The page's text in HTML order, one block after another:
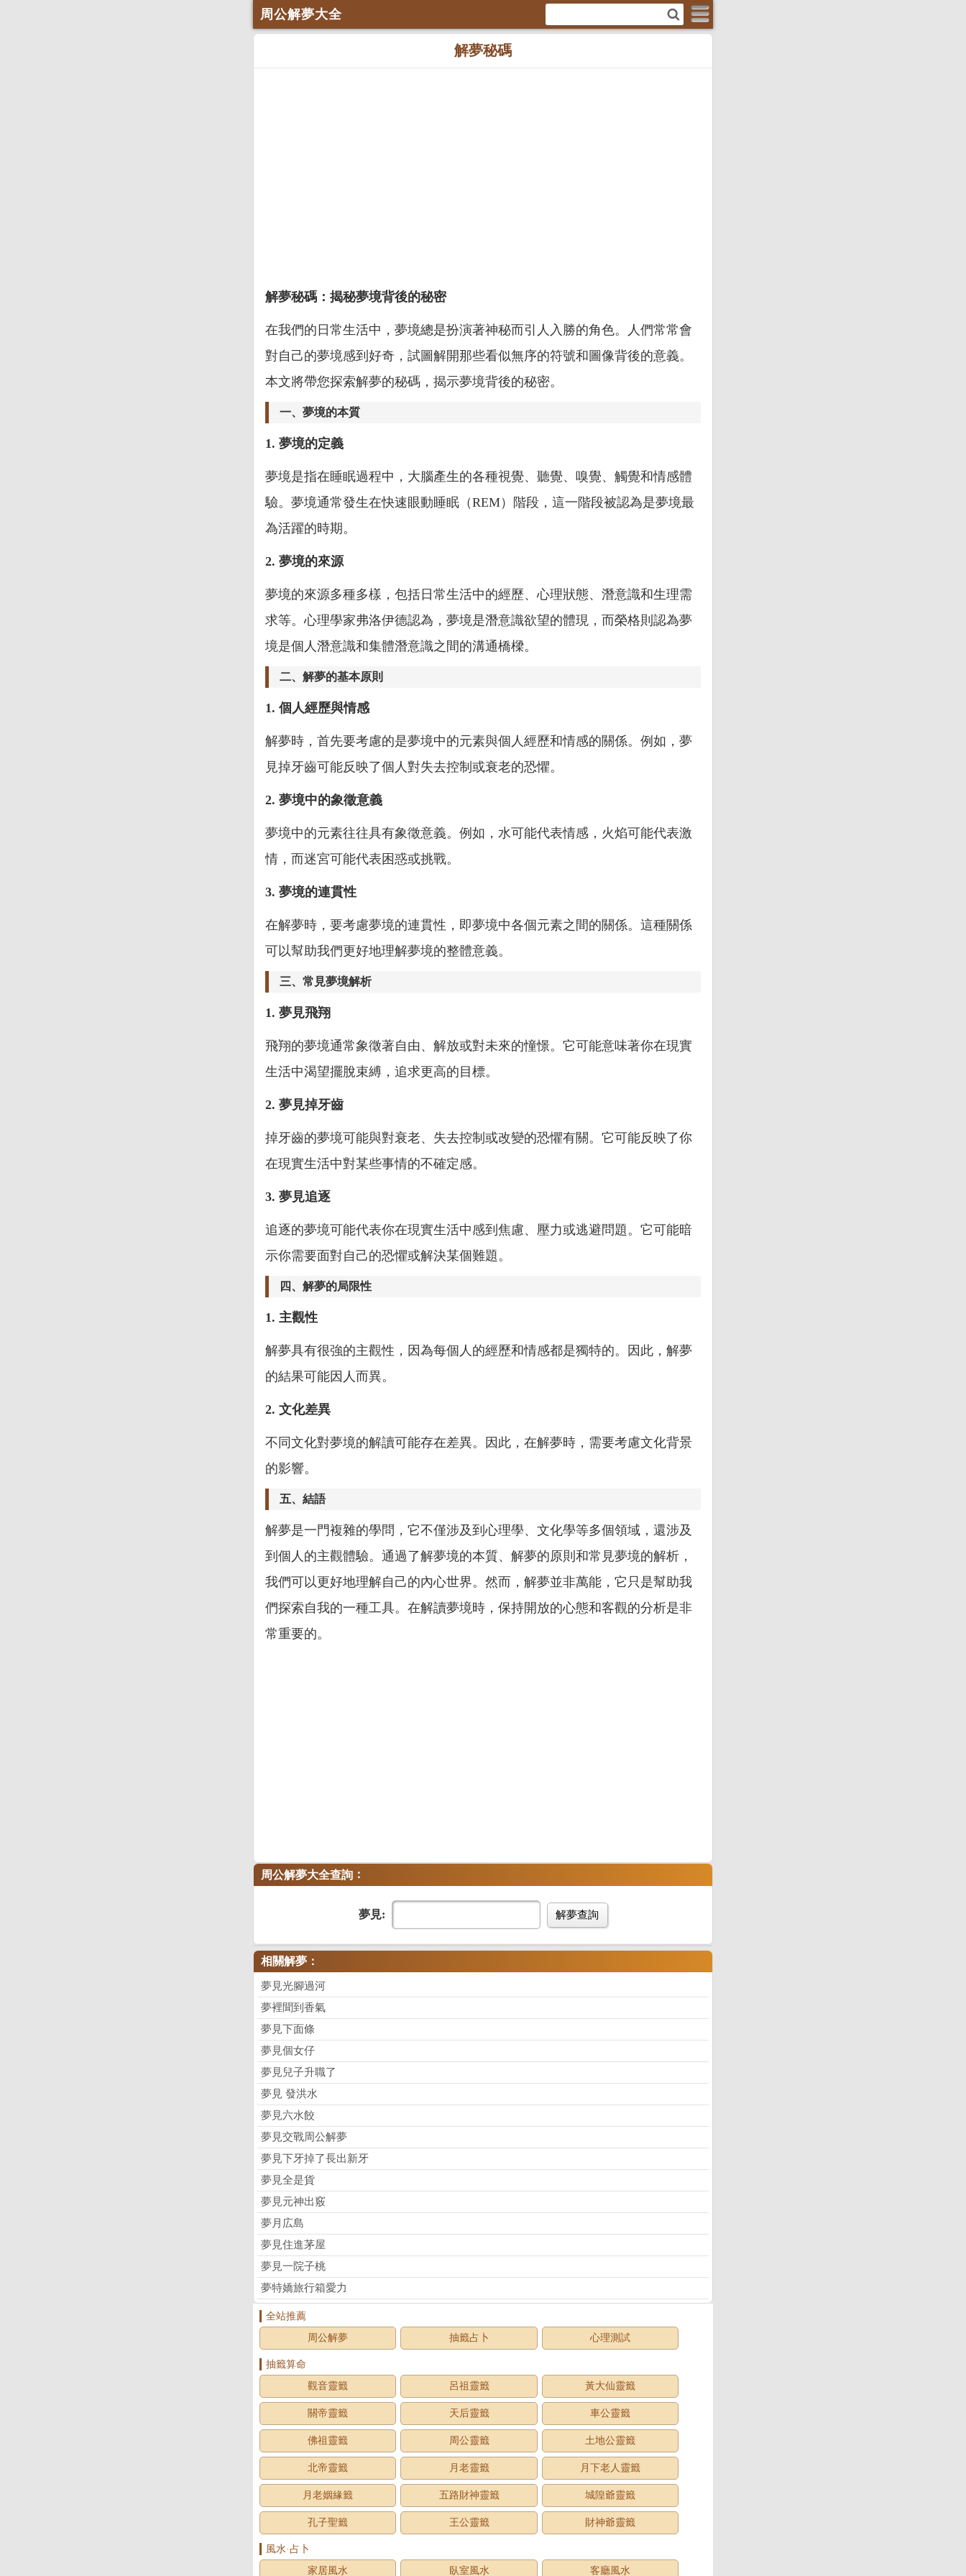
周公解夢大全
解夢秘碼
解夢秘碼：揭秘夢境背後的秘密
在我們的日常生活中，夢境總是扮演著神秘而引人入勝的角色。人們常常會
對自己的夢境感到好奇，試圖解開那些看似無序的符號和圖像背後的意義。
本文將帶您探索解夢的秘碼，揭示夢境背後的秘密。
一、夢境的本質
1. 夢境的定義
夢境是指在睡眠過程中，大腦產生的各種視覺、聽覺、嗅覺、觸覺和情感體
驗。夢境通常發生在快速眼動睡眠（REM）階段，這一階段被認為是夢境最
為活躍的時期。
2. 夢境的來源
夢境的來源多種多樣，包括日常生活中的經歷、心理狀態、潛意識和生理需
求等。心理學家弗洛伊德認為，夢境是潛意識欲望的體現，而榮格則認為夢
境是個人潛意識和集體潛意識之間的溝通橋樑。
二、解夢的基本原則
1. 個人經歷與情感
解夢時，首先要考慮的是夢境中的元素與個人經歷和情感的關係。例如，夢
見掉牙齒可能反映了個人對失去控制或衰老的恐懼。
2. 夢境中的象徵意義
夢境中的元素往往具有象徵意義。例如，水可能代表情感，火焰可能代表激
情，而迷宮可能代表困惑或挑戰。
3. 夢境的連貫性
在解夢時，要考慮夢境的連貫性，即夢境中各個元素之間的關係。這種關係
可以幫助我們更好地理解夢境的整體意義。
三、常見夢境解析
1. 夢見飛翔
飛翔的夢境通常象徵著自由、解放或對未來的憧憬。它可能意味著你在現實
生活中渴望擺脫束縛，追求更高的目標。
2. 夢見掉牙齒
掉牙齒的夢境可能與對衰老、失去控制或改變的恐懼有關。它可能反映了你
在現實生活中對某些事情的不確定感。
3. 夢見追逐
追逐的夢境可能代表你在現實生活中感到焦慮、壓力或逃避問題。它可能暗
示你需要面對自己的恐懼或解決某個難題。
四、解夢的局限性
1. 主觀性
解夢具有很強的主觀性，因為每個人的經歷和情感都是獨特的。因此，解夢
的結果可能因人而異。
2. 文化差異
不同文化對夢境的解讀可能存在差異。因此，在解夢時，需要考慮文化背景
的影響。
五、結語
解夢是一門複雜的學問，它不僅涉及到心理學、文化學等多個領域，還涉及
到個人的主觀體驗。通過了解夢境的本質、解夢的原則和常見夢境的解析，
我們可以更好地理解自己的內心世界。然而，解夢並非萬能，它只是幫助我
們探索自我的一種工具。在解讀夢境時，保持開放的心態和客觀的分析是非
常重要的。
周公解夢大全查詢 ：
夢見: 解夢查詢
相關解夢：
夢見光腳過河
夢裡聞到香氣
夢見下面條
夢見個女仔
夢見兒子升職了
夢見 發洪水
夢見六水餃
夢見交戰周公解夢
夢見下牙掉了長出新牙
夢見全是貨
夢見元神出竅
夢月広島
夢見住進茅屋
夢見一院子桃
夢特嬌旅行箱愛力
全站推薦
周公解夢
抽籤占卜 心理測試
抽籤算命
觀音靈籤
呂祖靈籤 黃大仙靈籤
關帝靈籤 天后靈籤 車公靈籤
佛祖靈籤 周公靈籤 土地公靈籤
北帝靈籤 月老靈籤 月下老人靈籤
月老姻緣籤 五路財神靈籤 城隍爺靈籤
孔子聖籤 王公靈籤 財神爺靈籤
風水·占卜
家居風水
臥室風水 客廳風水